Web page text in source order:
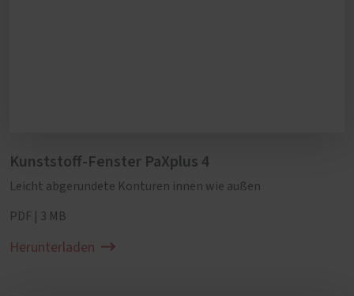
Kunststoff-Fenster PaXplus 4
Leicht abgerundete Konturen innen wie außen
PDF | 3 MB
Herunterladen